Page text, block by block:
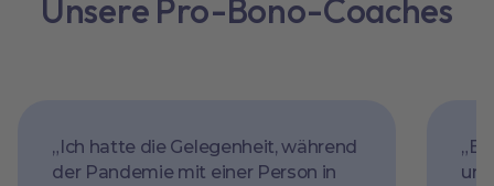
Unsere Pro-Bono-Coaches
„Ich hatte die Gelegenheit, während
der Pandemie mit einer Person in